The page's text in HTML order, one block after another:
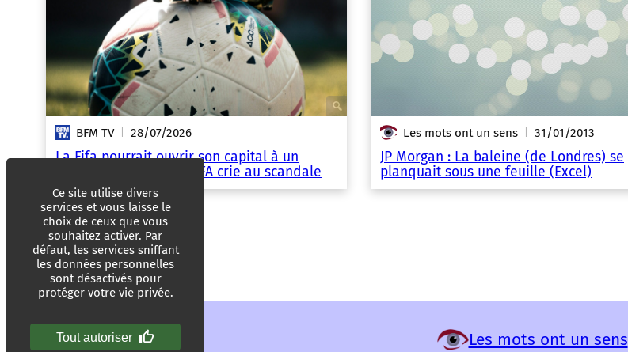
BFM TV 28/07/2026
La Fifa pourrait ouvrir son capital à un
investisseur privé, l’UEFA crie au scandale
Les mots ont un sens 31/01/2013
JP Morgan : La baleine (de Londres) se
planquait sous une feuille (Excel)
Les mots ont un sens
Ce site utilise divers
services et vous laisse le
choix de ceux que vous
souhaitez activer. Par
défaut, les services sniffant
les données personnelles
sont désactivés pour
protéger votre vie privée.
Tout autoriser